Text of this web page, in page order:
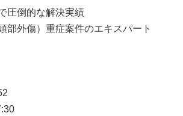
圧倒的な解決実績
部外傷）重症案件のエキスパート